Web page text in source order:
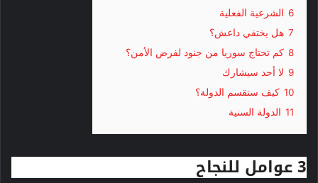
6 الشرعية الفعلية
7 هل يختفي داعش؟
8 كم تحتاج سوريا من جنود لفرض الأمن؟
9 لا أحد سيشارك
10 كيف ستقسم الدولة؟
11 الدولة السنية
3 عوامل للنجاح